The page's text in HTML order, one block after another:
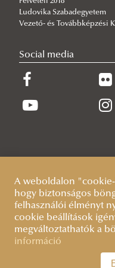
2025/01/28
Kiírásra került a január
Ludovika Szabadegyetem
Vezető- és Továbbképzési
Social media
A weboldalon
hogy biztonságos
felhasználói élményt
cookie beállítások
megváltoztathatók a
információ